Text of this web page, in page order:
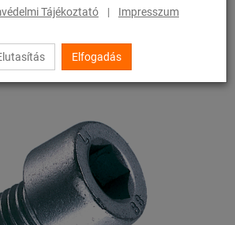
Tájékoztató | Impresszum
Elfogadás